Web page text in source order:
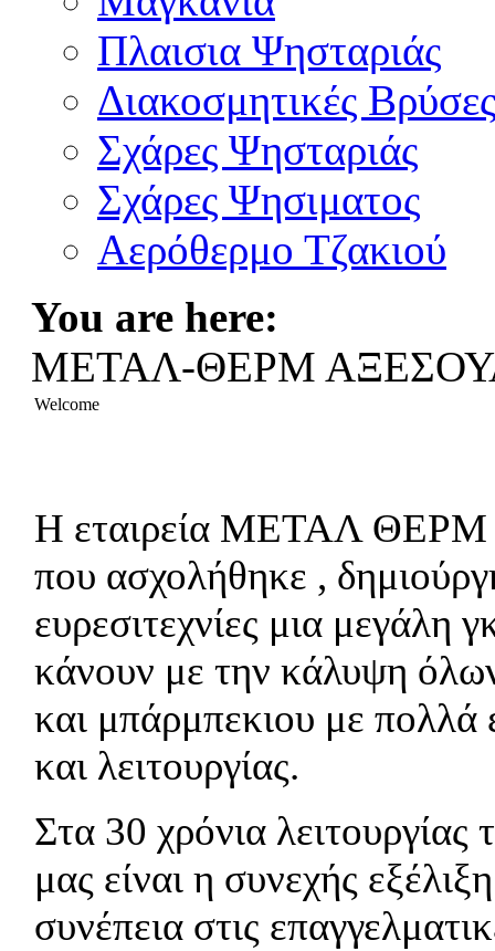
Πλαισια Ψησταριάς
Διακοσμητικές Βρύσες
Σχάρες Ψησταριάς
Σχάρες Ψησιματος
Αερόθερμο Τζακιού
You are here:
ΜΕΤΑΛ-ΘΕΡΜ
Welcome
Η εταιρεία ΜΕΤΑΛ ΘΕΡΜ
που ασχολήθηκε ,
ευρεσιτεχνίες μια μεγάλη
κάνουν με την κάλυψη
και μπάρμπεκιου με πολλά
και λειτουργίας.
Στα 30 χρόνια λειτουργίας
μας είναι η συνεχής
συνέπεια στις